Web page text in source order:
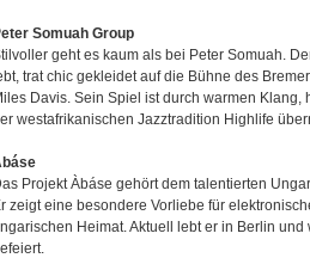
Somuah Group
geht es kaum als bei Peter Somuah.
trat chic gekleidet auf die Bühne des
Davis. Sein Spiel ist durch warmen
westafrikanischen Jazztradition Highlife
Projekt Àbáse gehört dem talentierten
zeigt eine besondere Vorliebe für
Heimat. Aktuell lebt er in Berlin